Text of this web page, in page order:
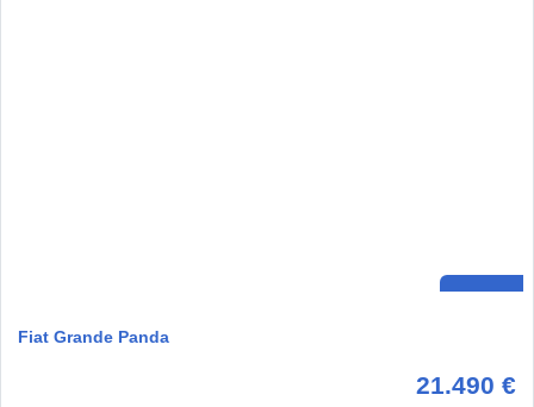
Fiat Grande Panda
21.490 €